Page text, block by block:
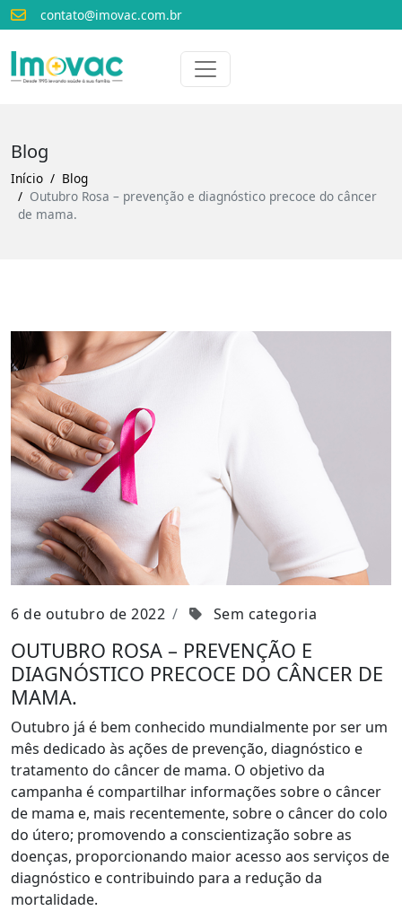
contato@imovac.com.br
Voltar para o início
Blog
Início
Blog
Outubro Rosa – prevenção e diagnóstico precoce do câncer
de mama.
6 de outubro de 2022 Sem categoria
OUTUBRO ROSA – PREVENÇÃO E
DIAGNÓSTICO PRECOCE DO CÂNCER DE
MAMA.
Outubro já é bem conhecido mundialmente por ser um
mês dedicado às ações de prevenção, diagnóstico e
tratamento do câncer de mama. O objetivo da
campanha é compartilhar informações sobre o câncer
de mama e, mais recentemente, sobre o câncer do colo
do útero; promovendo a conscientização sobre as
doenças, proporcionando maior acesso aos serviços de
diagnóstico e contribuindo para a redução da
mortalidade.